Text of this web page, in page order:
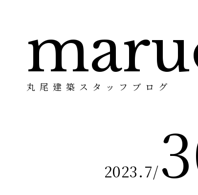
丸尾建築スタッフブログ
2023.7/